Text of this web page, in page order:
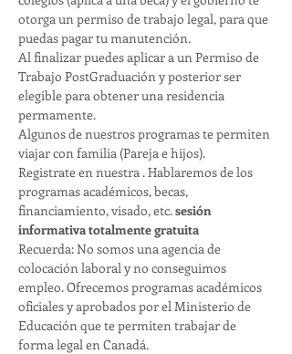
otorga un permiso de trabajo legal, para que
puedas pagar tu manutención.
Al finalizar puedes aplicar a un Permiso de
Trabajo PostGraduación y posterior ser
elegible para obtener una residencia
permamente.
Algunos de nuestros programas te permiten
viajar con familia (Pareja e hijos).
Registrate en nuestra . Hablaremos de los
programas académicos, becas,
financiamiento, visado, etc. sesión
informativa totalmente gratuita
Recuerda: No somos una agencia de
colocación laboral y no conseguimos
empleo. Ofrecemos programas académicos
oficiales y aprobados por el Ministerio de
Educación que te permiten trabajar de
forma legal en Canadá.